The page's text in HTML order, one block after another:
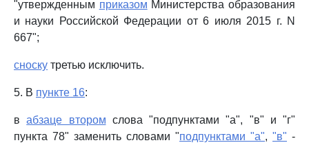
"утвержденным приказом Министерства образования
и науки Российской Федерации от 6 июля 2015 г. N
667";
сноску третью исключить.
5. В пункте 16:
вабзаце втором слова "подпунктами "а", "в" и "г"
пункта 78" заменить словами "подпунктами "а", "в" -